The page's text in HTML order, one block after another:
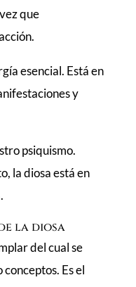
que
esencial. Está en
y
psiquismo.
la diosa está en
la diosa
del cual se
Es el